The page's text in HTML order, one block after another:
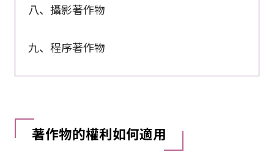
八、攝影著作物
九、程序著作物
著作物的權利如何適用